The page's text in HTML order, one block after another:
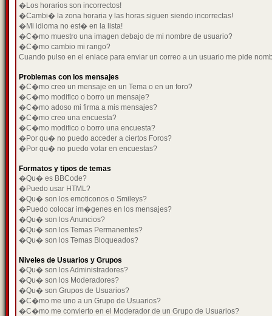
�Los horarios son incorrectos!
�Cambi� la zona horaria y las horas siguen siendo incorrectas!
�Mi idioma no est� en la lista!
�C�mo muestro una imagen debajo de mi nombre de usuario?
�C�mo cambio mi rango?
Cuando pulso en el enlace para enviar un correo a un usuario me pide
Problemas con los mensajes
�C�mo creo un mensaje en un Tema o en un foro?
�C�mo modifico o borro un mensaje?
�C�mo adoso mi firma a mis mensajes?
�C�mo creo una encuesta?
�C�mo modifico o borro una encuesta?
�Por qu� no puedo acceder a ciertos Foros?
�Por qu� no puedo votar en encuestas?
Formatos y tipos de temas
�Qu� es BBCode?
�Puedo usar HTML?
�Qu� son los emoticonos o Smileys?
�Puedo colocar im�genes en los mensajes?
�Qu� son los Anuncios?
�Qu� son los Temas Permanentes?
�Qu� son los Temas Bloqueados?
Niveles de Usuarios y Grupos
�Qu� son los Administradores?
�Qu� son los Moderadores?
�Qu� son Grupos de Usuarios?
�C�mo me uno a un Grupo de Usuarios?
�C�mo me convierto en el Moderador de un Grupo de Usuarios?